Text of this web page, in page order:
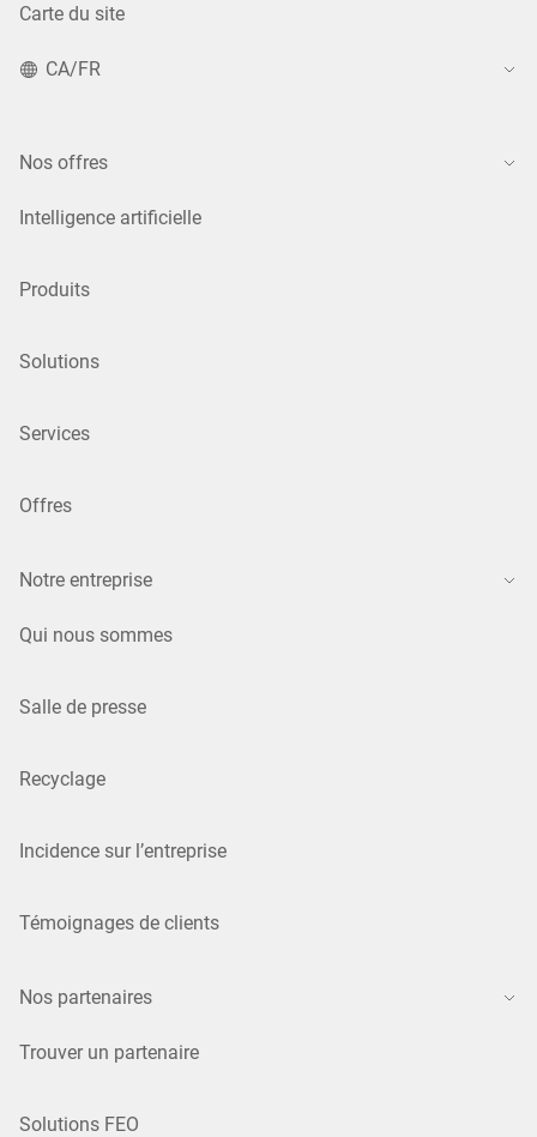
Carte du site
CA/FR
Nos offres
Intelligence artificielle
Produits
Solutions
Services
Offres
Notre entreprise
Qui nous sommes
Salle de presse
Recyclage
Incidence sur l’entreprise
Témoignages de clients
Nos partenaires
Trouver un partenaire
Solutions FEO